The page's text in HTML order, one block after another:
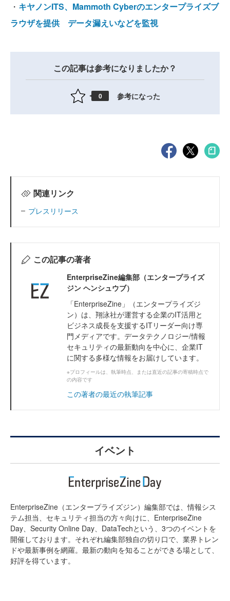
・ キヤノンITS、Mammoth Cyberのエンタープライズブ
ラウザを提供 データ漏えいなどを監視
この記事は参考になりましたか？
0 参考になった
関連リンク
プレスリリース
この記事の著者
EnterpriseZine編集部（エンタープライズ
ジン ヘンシュウブ）
「EnterpriseZine」（エンタープライズジ
ン）は、翔泳社が運営する企業のIT活用と
ビジネス成長を支援するITリーダー向け専
門メディアです。データテクノロジー/情報
セキュリティの最新動向を中心に、企業IT
に関する多様な情報をお届けしています。
※プロフィールは、執筆時点、または直近の記事の寄稿時点で
の内容です
この著者の最近の執筆記事
イベント
EnterpriseZine（エンタープライズジン）編集部では、情報シス
テム担当、セキュリティ担当の方々向けに、EnterpriseZine
Day、Security Online Day、DataTechという、3つのイベントを
開催しております。それぞれ編集部独自の切り口で、業界トレン
ドや最新事例を網羅。最新の動向を知ることができる場として、
好評を得ています。